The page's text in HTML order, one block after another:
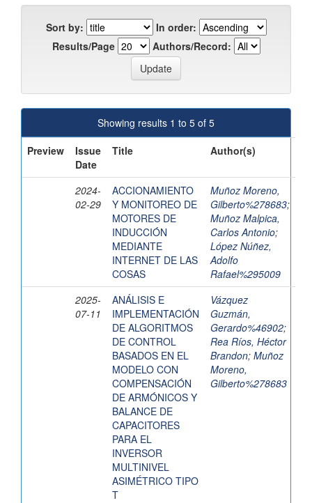
Sort by:
In order:
Results/Page
Authors/Record:
Showing results 1 to 5 of 5
Preview
Issue
Date
Title Author(s)
2024-
02-29
ACCIONAMIENTO
Y MONITOREO DE
MOTORES DE
INDUCCIÓN
MEDIANTE
INTERNET DE LAS
COSAS
Muñoz Moreno,
Gilberto%278683;
Muñoz Malpica,
Carlos Antonio;
López Núñez,
Adolfo
Rafael%295009
2025-
07-11
ANÁLISIS E
IMPLEMENTACIÓN
DE ALGORITMOS
DE CONTROL
BASADOS EN EL
MODELO CON
COMPENSACIÓN
DE ARMÓNICOS Y
BALANCE DE
CAPACITORES
PARA EL
INVERSOR
MULTINIVEL
ASIMÉTRICO TIPO
T
Vázquez
Guzmán,
Gerardo%46902;
Rea Ríos, Héctor
Brandon; Muñoz
Moreno,
Gilberto%278683